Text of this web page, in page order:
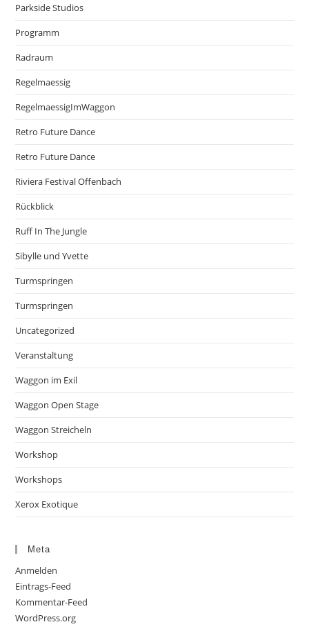
Parkside Studios
Programm
Radraum
Regelmaessig
RegelmaessigImWaggon
Retro Future Dance
Retro Future Dance
Riviera Festival Offenbach
Rückblick
Ruff In The Jungle
Sibylle und Yvette
Turmspringen
Turmspringen
Uncategorized
Veranstaltung
Waggon im Exil
Waggon Open Stage
Waggon Streicheln
Workshop
Workshops
Xerox Exotique
Meta
Anmelden
Eintrags-Feed
Kommentar-Feed
WordPress.org